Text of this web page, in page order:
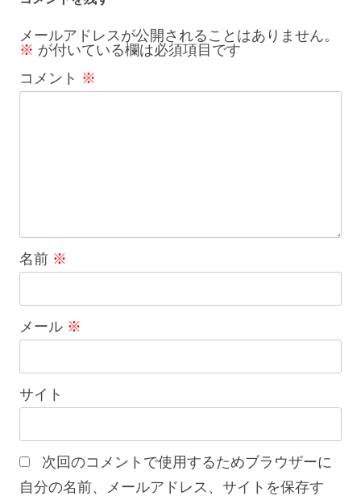
シ
ョ
メールアドレスが公開されることはありません。
※ が付いている欄は必須項目です
コメント ※
名前 ※
メール ※
サイト
次回のコメントで使用するためブラウザーに
自分の名前、メールアドレス、サイトを保存す